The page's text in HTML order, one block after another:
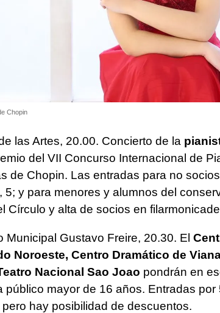
Chopin
las Artes, 20.00. Concierto de la
del VII Concurso Internacional de
de Chopin. Las entradas para no
5; y para menores y alumnos del
Círculo y alta de socios en
Municipal Gustavo Freire, 20.30. El
Noroeste, Centro Dramático de
Nacional Sao Joao pondrán en
público mayor de 16 años. Entradas por
hay posibilidad de descuentos.